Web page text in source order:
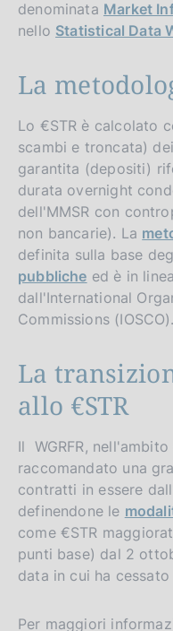
denominata Market
nello Statistical Data
La
Lo €STR è calcolato
scambi e troncata)
garantita (depositi)
durata overnight
dell'MMSR con
non bancarie). La
definita sulla base
pubbliche ed è in
dall'International
Commissions (IOSCO).
La
allo €STR
Il WGRFR,
raccomandato una
contratti in essere
definendone le
come €STR
punti base) dal 2
data in cui ha
Per maggiori